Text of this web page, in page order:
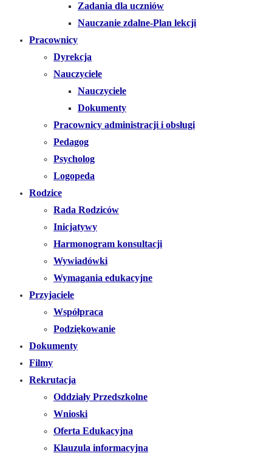
Zadania dla uczniów
Nauczanie zdalne-Plan lekcji
Pracownicy
Dyrekcja
Nauczyciele
Nauczyciele
Dokumenty
Pracownicy administracji i obsługi
Pedagog
Psycholog
Logopeda
Rodzice
Rada Rodziców
Inicjatywy
Harmonogram konsultacji
Wywiadówki
Wymagania edukacyjne
Przyjaciele
Współpraca
Podziękowanie
Dokumenty
Filmy
Rekrutacja
Oddziały Przedszkolne
Wnioski
Oferta Edukacyjna
Klauzula informacyjna